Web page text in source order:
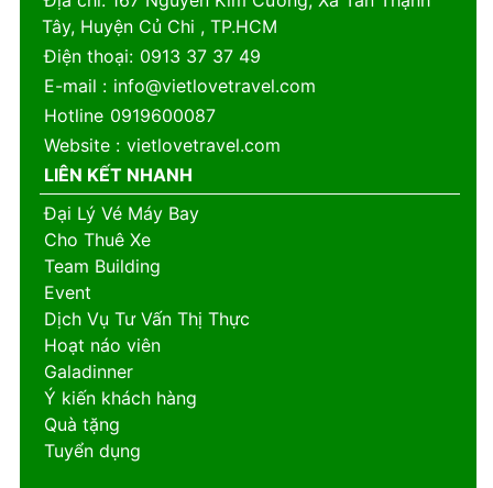
Tây, Huyện Củ Chi , TP.HCM
Điện thoại: 0913 37 37 49
E-mail : info@vietlovetravel.com
Hotline 0919600087
Website: vietlovetravel.com
LIÊN KẾT NHANH
Đại Lý Vé Máy Bay
Cho Thuê Xe
Team Building
Event
Dịch Vụ Tư Vấn Thị Thực
Hoạt náo viên
Galadinner
Ý kiến khách hàng
Quà tặng
Tuyển dụng